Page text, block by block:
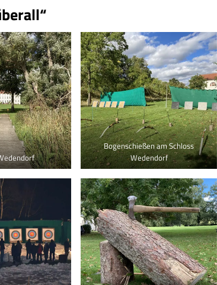
Bogenschießen am Schloss
Wedendorf